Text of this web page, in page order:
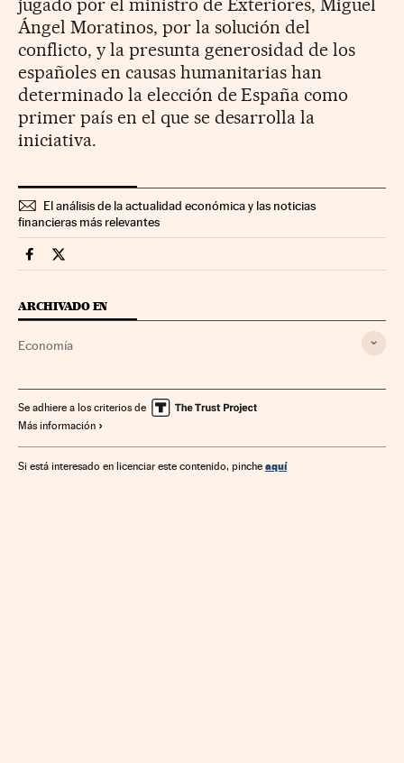
Ángel Moratinos, por la solución del
conflicto, y la presunta generosidad de los
españoles en causas humanitarias han
determinado la elección de España como
primer país en el que se desarrolla la
iniciativa.
El análisis de la actualidad económica y las noticias
financieras más relevantes
Economia Cinco Días en Facebook
Economia Cinco Días en Twitter
ARCHIVADO EN
Economía
Se adhiere a los criterios de
Más información
Si está interesado en licenciar este contenido, pinche aquí